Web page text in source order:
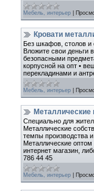
Мебель, интерьер
Кровати
Без шкафов, столов и
Вложите свои деньги
безопасными
корпусной на опт •
перекладинами и
Мебель, интерьер
Металлические
Специально для
Металлические
темпы производства
Металлические
интернет магазин,
786 44 45
Мебель, интерьер